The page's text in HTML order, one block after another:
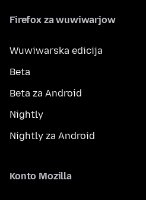
Firefox za wuwiwarjow
Wuwiwarska edicija
Beta
Beta za Android
Nightly
Nightly za Android
Konto Mozilla